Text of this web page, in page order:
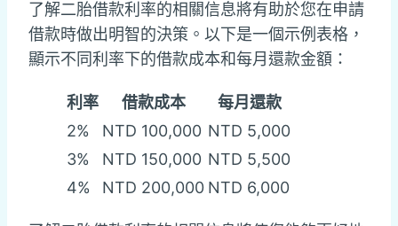
了解二胎借款利率的相關信息將有助於您在申請
借款時做出明智的決策。以下是一個示例表格，
顯示不同利率下的借款成本和每月還款金額：
利率 借款成本
每月還款
2%
NTD 100,000 NTD 5,000
3%
NTD 150,000 NTD 5,500
4%
NTD 200,000 NTD 6,000